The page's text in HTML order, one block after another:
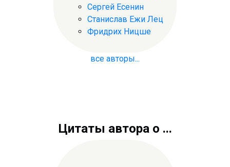
Сергей Есенин
Станислав Ежи Лец
Фридрих Ницше
все авторы...
Цитаты автора о ...